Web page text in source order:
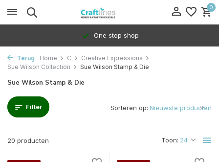
0
100% Dedicated to independents
Terug Home C
Creative Expressions
Sue Wilson Collection
Sue Wilson Stamp & Die
Sue Wilson Stamp & Die
Filter
20 producten Toon:
Sorteren op: